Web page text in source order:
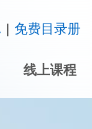
免费目录册
线上课程